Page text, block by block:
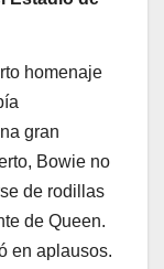
homenaje
gran
Bowie no
de rodillas
de Queen.
en aplausos.